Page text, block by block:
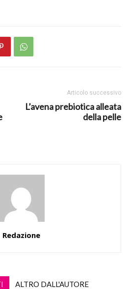
Articolo successivo
L’avena prebiotica alleata
della pelle
Redazione
ALTRO DALL'AUTORE